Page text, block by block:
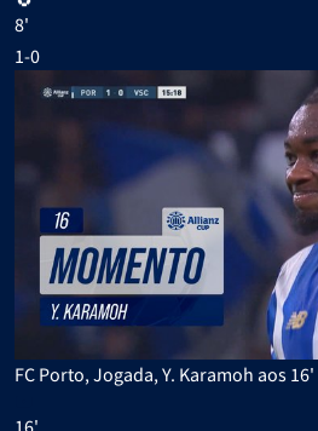
8'
1-0
FC Porto, Jogada, Y. Karamoh aos 16'
16'